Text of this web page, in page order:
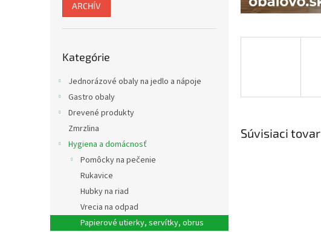
ARCHÍV
kategórie
Kategórie
Jednorázové obaly na jedlo a nápoje
Gastro obaly
Drevené produkty
Zmrzlina
Hygiena a domácnosť
Pomôcky na pečenie
Rukavice
Hubky na riad
Vrecia na odpad
Papierové utierky, servítky, obrus
Súvisiaci tovar